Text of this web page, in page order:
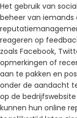
Het gebruik van
beheer van iemands
reageren op
zoals Facebook,
opmerkingen of
aan te pakken en
onder de aandacht
op de
kunnen hun online